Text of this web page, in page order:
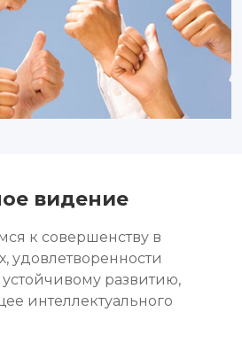
видение
к совершенству в
удовлетворенности
развитию,
интеллектуального